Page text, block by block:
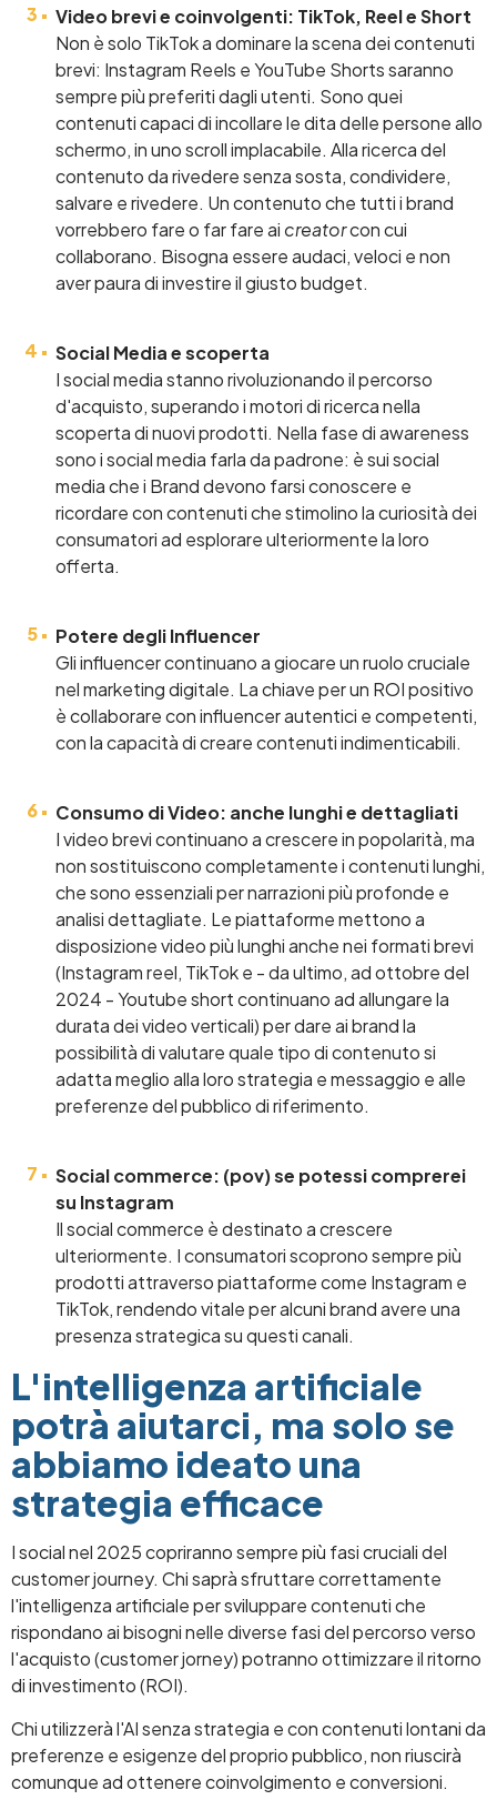
Video brevi e coinvolgenti: TikTok, Reel e Short
Non è solo TikTok a dominare la scena dei contenuti
brevi: Instagram Reels e YouTube Shorts saranno
sempre più preferiti dagli utenti. Sono quei
contenuti capaci di incollare le dita delle persone allo
schermo, in uno scroll implacabile. Alla ricerca del
contenuto da rivedere senza sosta, condividere,
salvare e rivedere. Un contenuto che tutti i brand
vorrebbero fare o far fare ai creatorcon cui
collaborano. Bisogna essere audaci, veloci e non
aver paura di investire il giusto budget.
Social Media e scoperta
I social media stanno rivoluzionando il percorso
d'acquisto, superando i motori di ricerca nella
scoperta di nuovi prodotti. Nella fase di awareness
sono i social media farla da padrone: è sui social
media che i Brand devono farsi conoscere e
ricordare con contenuti che stimolino la curiosità dei
consumatori ad esplorare ulteriormente la loro
offerta.
Potere degli Influencer
Gli influencer continuano a giocare un ruolo cruciale
nel marketing digitale. La chiave per un ROI positivo
è collaborare con influencer autentici e competenti,
con la capacità di creare contenuti indimenticabili.
Consumo di Video: anche lunghi e dettagliati
I video brevi continuano a crescere in popolarità, ma
non sostituiscono completamente i contenuti lunghi,
che sono essenziali per narrazioni più profonde e
analisi dettagliate. Le piattaforme mettono a
disposizione video più lunghi anche nei formati brevi
(Instagram reel, TikTok e - da ultimo, ad ottobre del
2024 - Youtube short continuano ad allungare la
durata dei video verticali) per dare ai brand la
possibilità di valutare quale tipo di contenuto si
adatta meglio alla loro strategia e messaggio e alle
preferenze del pubblico di riferimento.
Social commerce: (pov) se potessi comprerei
su Instagram
Il social commerce è destinato a crescere
ulteriormente. I consumatori scoprono sempre più
prodotti attraverso piattaforme come Instagram e
TikTok, rendendo vitale per alcuni brand avere una
presenza strategica su questi canali.
L'intelligenza artificiale
potrà aiutarci, ma solo se
abbiamo ideato una
strategia efficace
I social nel 2025 copriranno sempre più fasi cruciali del
customer journey. Chi saprà sfruttare correttamente
l'intelligenza artificiale per sviluppare contenuti che
rispondano ai bisogni nelle diverse fasi del percorso verso
l'acquisto (customer jorney) potranno ottimizzare il ritorno
di investimento (ROI).
Chi utilizzerà l'AI senza strategia e con contenuti lontani da
preferenze e esigenze del proprio pubblico, non riuscirà
comunque ad ottenere coinvolgimento e conversioni.